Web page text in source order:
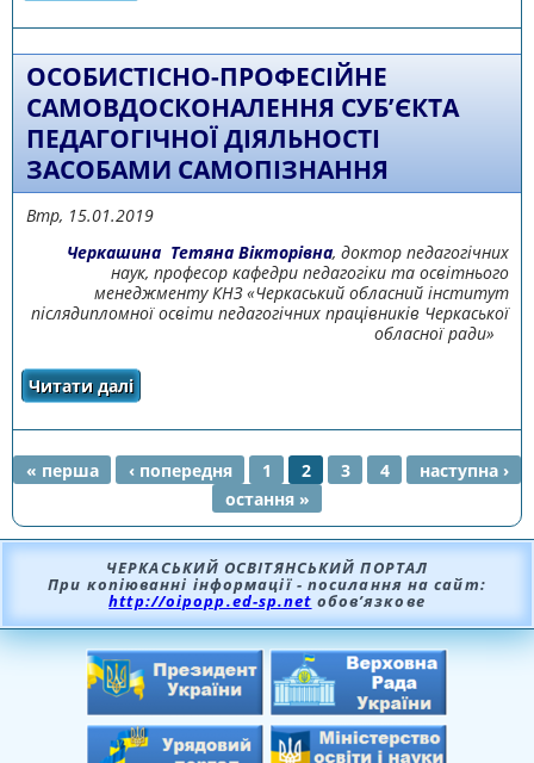
ОСОБИСТІСНО-ПРОФЕСІЙНЕ
САМОВДОСКОНАЛЕННЯ СУБ’ЄКТА
ПЕДАГОГІЧНОЇ ДІЯЛЬНОСТІ
ЗАСОБАМИ САМОПІЗНАННЯ
Втр, 15.01.2019
Черкашина Тетяна Вікторівна, доктор педагогічних
наук, професор кафедри педагогіки та освітнього
менеджменту КНЗ «Черкаський обласний інститут
післядипломної освіти педагогічних працівників Черкаської
обласної ради»
Читати далі
ПЕДАГОГІЧНОЇ ДІЯЛЬНОСТІ ЗАСОБАМИ
« перша ‹ попередня 1 2 3 4
наступна ›
остання »
ЧЕРКАСЬКИЙ ОСВІТЯНСЬКИЙ ПОРТАЛ
При копіюванні інформації - посилання на сайт:
http://oipopp.ed-sp.net обов’язкове